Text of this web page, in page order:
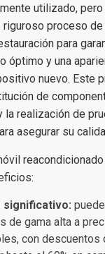
utilizado, pero
riguroso proceso
para
óptimo y una
nuevo. Este
de
realización de
asegurar su
significativo:
de gama alta a
con descuentos